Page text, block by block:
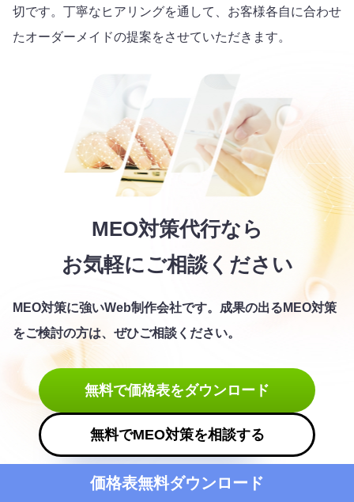
価格表無料ダウンロード
切です。丁寧なヒアリングを通して、お客様各自に合わせ
たオーダーメイドの提案をさせていただきます。
MEO対策代行なら
お気軽にご相談ください
MEO対策に強いWeb制作会社です。 成果の出るMEO対策
をご検討の方は、ぜひご相談ください。
無料で価格表をダウンロード
無料でMEO対策を相談する